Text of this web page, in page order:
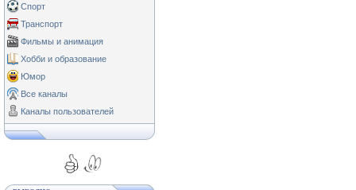
Спорт
Транспорт
Фильмы и анимация
Хобби и образование
Юмор
Все каналы
Каналы пользователей